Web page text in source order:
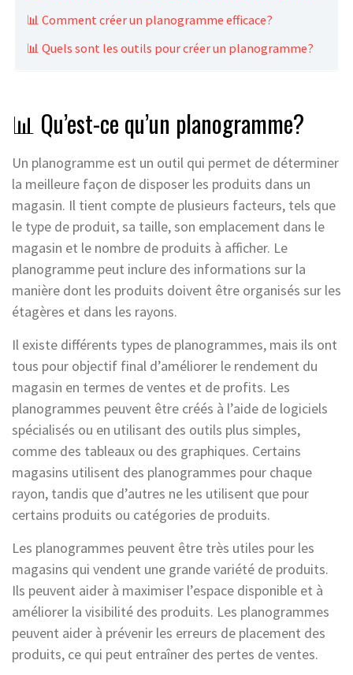
📊 Comment créer un planogramme efficace?
📊 Quels sont les outils pour créer un planogramme?
📊 Qu’est-ce qu’un planogramme?
Un planogramme est un outil qui permet de déterminer
la meilleure façon de disposer les produits dans un
magasin. Il tient compte de plusieurs facteurs, tels que
le type de produit, sa taille, son emplacement dans le
magasin et le nombre de produits à afficher. Le
planogramme peut inclure des informations sur la
manière dont les produits doivent être organisés sur les
étagères et dans les rayons.
Il existe différents types de planogrammes, mais ils ont
tous pour objectif final d’améliorer le rendement du
magasin en termes de ventes et de profits. Les
planogrammes peuvent être créés à l’aide de logiciels
spécialisés ou en utilisant des outils plus simples,
comme des tableaux ou des graphiques. Certains
magasins utilisent des planogrammes pour chaque
rayon, tandis que d’autres ne les utilisent que pour
certains produits ou catégories de produits.
Les planogrammes peuvent être très utiles pour les
magasins qui vendent une grande variété de produits.
Ils peuvent aider à maximiser l’espace disponible et à
améliorer la visibilité des produits. Les planogrammes
peuvent aider à prévenir les erreurs de placement des
produits, ce qui peut entraîner des pertes de ventes.